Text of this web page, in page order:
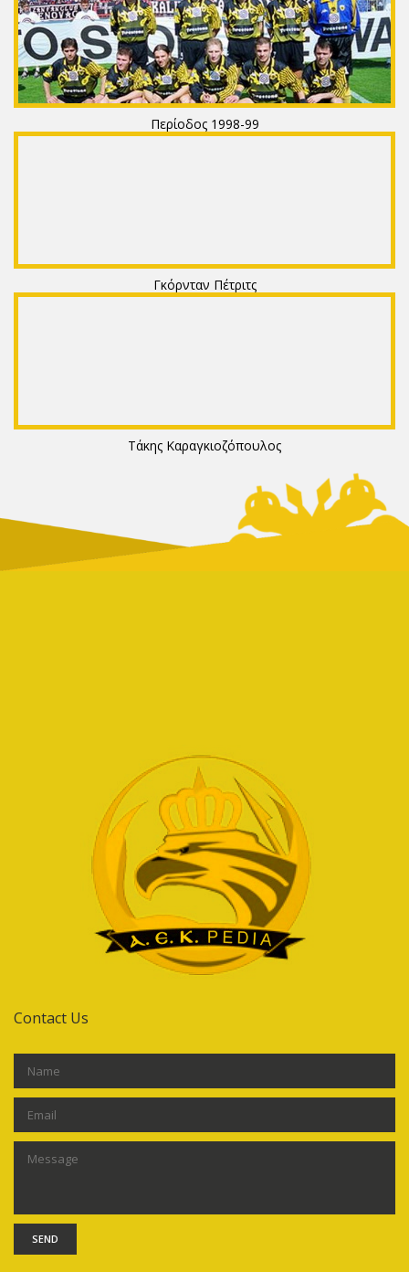
Περίοδος 1998-99
Γκόρνταν Πέτριτς
Τάκης Καραγκιοζόπουλος
Contact Us
SEND